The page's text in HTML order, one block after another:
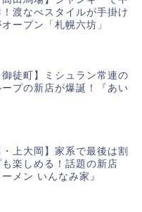
渡なべスタイルが手掛け
ープン「札幌六坊」
御徒町】ミシュラン常連の
プの新店が爆誕！『あい
・上大岡】家系で最後は割
も楽しめる！話題の新店
ーメン いんなみ家』